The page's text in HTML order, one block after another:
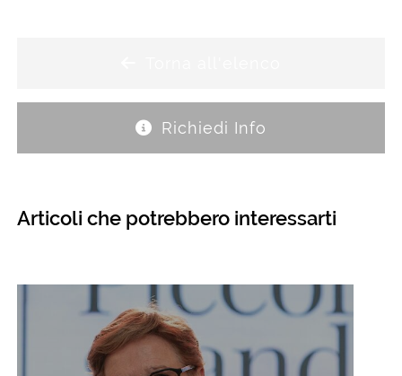
Richiedi Info
Articoli che potrebbero interessarti